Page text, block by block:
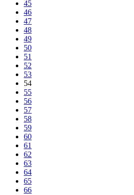
45
46
47
48
49
50
51
52
53
54
55
56
57
58
59
60
61
62
63
64
65
66